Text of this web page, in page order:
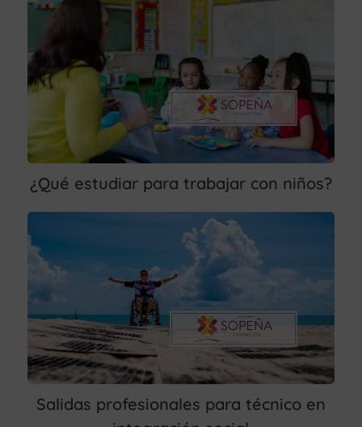
¿Qué estudiar para trabajar con niños?
Salidas profesionales para técnico en